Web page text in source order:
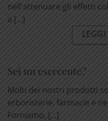
nell'attenuare gli effetti
a [...]
Sei un esercente?
Molti dei nostri prodotti
erboristerie, farmacie e
Forniamo, [...]